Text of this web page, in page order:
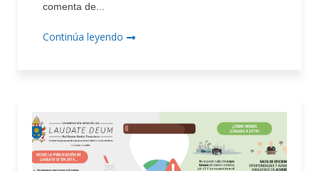
comenta de...
Continúa leyendo